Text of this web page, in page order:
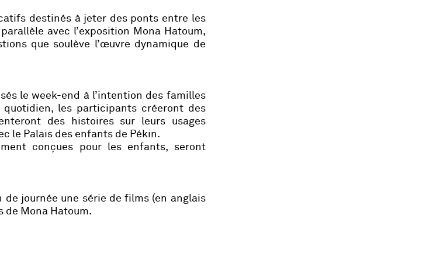
destinés à jeter des ponts entre les
avec l’exposition
Mona Hatoum,
que soulève l’œuvre dynamique de
le week-end à l’intention des familles
les participants créeront des
des histoires sur leurs usages
le Palais des enfants de Pékin.
conçues pour les enfants, seront
journée une série de films (en anglais
Mona Hatoum.